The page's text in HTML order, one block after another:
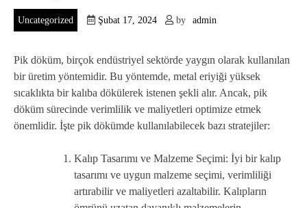
Uncategorized Şubat 17, 2024 by admin
Pik döküm, birçok endüstriyel sektörde yaygın olarak kullanılan
bir üretim yöntemidir. Bu yöntemde, metal eriyiği yüksek
sıcaklıkta bir kalıba dökülerek istenen şekli alır. Ancak, pik
döküm sürecinde verimlilik ve maliyetleri optimize etmek
önemlidir. İşte pik dökümde kullanılabilecek bazı stratejiler:
Kalıp Tasarımı ve Malzeme Seçimi: İyi bir kalıp
tasarımı ve uygun malzeme seçimi, verimliliği
artırabilir ve maliyetleri azaltabilir. Kalıpların